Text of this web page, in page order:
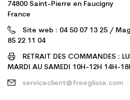
74800 Saint-Pierre en Faucigny
France
Site web : 04 50 07 13 25 /
85 22 11 04
RETRAIT DES COMMANDES :
MARDI AU SAMEDI 10H-12H 14H-
serviceclient@freeglisse.com